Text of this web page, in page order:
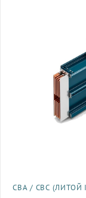
СВА / СВС (ЛИТОЙ